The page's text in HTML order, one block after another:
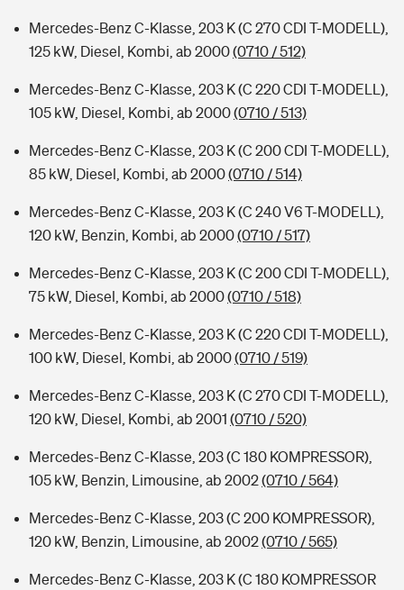
Mercedes-Benz C-Klasse, 203 K (C 270 CDI T-MODELL),
125 kW, Diesel, Kombi, ab 2000(0710 / 512)
Mercedes-Benz C-Klasse, 203 K (C 220 CDI T-MODELL),
105 kW, Diesel, Kombi, ab 2000(0710 / 513)
Mercedes-Benz C-Klasse, 203 K (C 200 CDI T-MODELL),
85 kW, Diesel, Kombi, ab 2000(0710 / 514)
Mercedes-Benz C-Klasse, 203 K (C 240 V6 T-MODELL),
120 kW, Benzin, Kombi, ab 2000(0710 / 517)
Mercedes-Benz C-Klasse, 203 K (C 200 CDI T-MODELL),
75 kW, Diesel, Kombi, ab 2000(0710 / 518)
Mercedes-Benz C-Klasse, 203 K (C 220 CDI T-MODELL),
100 kW, Diesel, Kombi, ab 2000(0710 / 519)
Mercedes-Benz C-Klasse, 203 K (C 270 CDI T-MODELL),
120 kW, Diesel, Kombi, ab 2001 (0710 / 520)
Mercedes-Benz C-Klasse, 203 (C 180 KOMPRESSOR),
105 kW, Benzin, Limousine, ab 2002(0710 / 564)
Mercedes-Benz C-Klasse, 203 (C 200 KOMPRESSOR),
120 kW, Benzin, Limousine, ab 2002(0710 / 565)
Mercedes-Benz C-Klasse, 203 K (C 180 KOMPRESSOR